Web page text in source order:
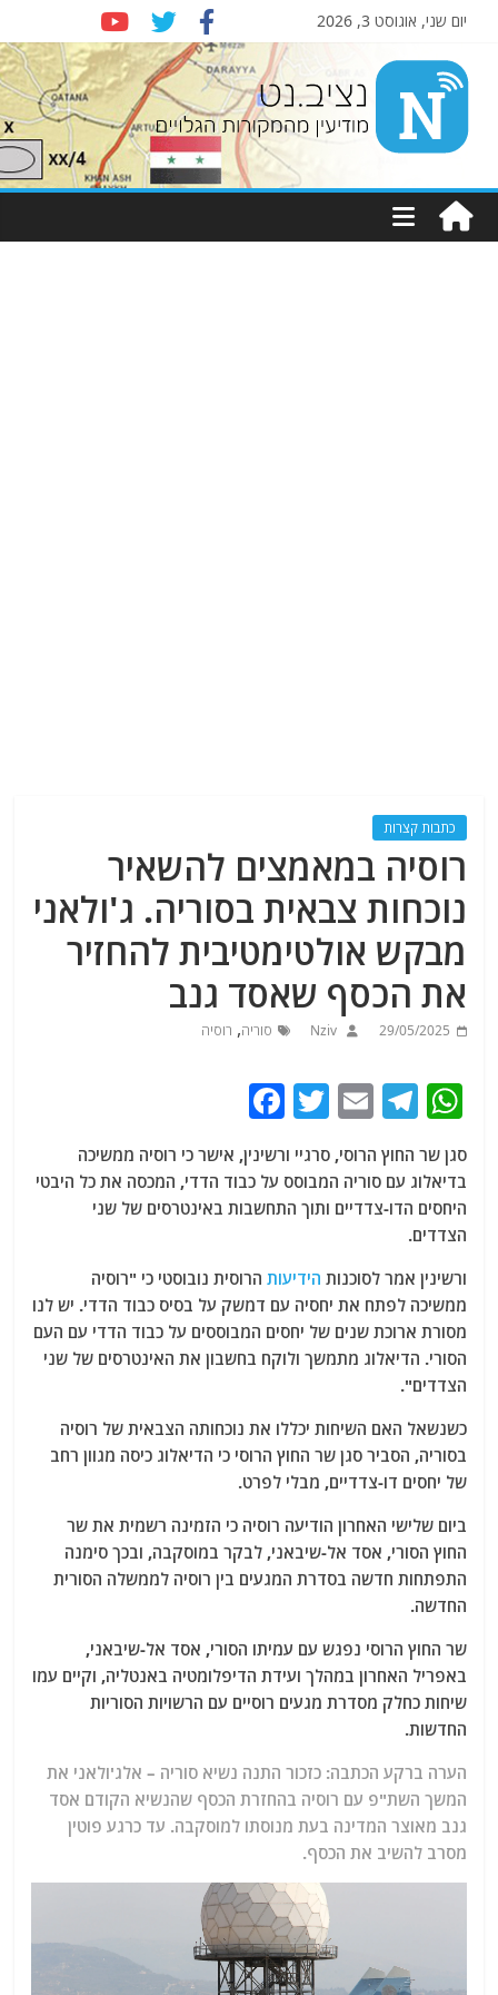
יום שני, אוגוסט 3, 2026
Nziv.net
מודיעין
מהמקורות
כתבות קצרות
רוסיה במאמצים להשאיר
נוכחות צבאית בסוריה. ג'ולאני
מבקש אולטימטיבית להחזיר
את הכסף שאסד גנב
29/05/2025
Nziv סוריה, רוסיה
W
at
s
A
p
p
T
e
g
m
E
ai
l
T
itt
er
c
e
o
o
k
סגן שר החוץ הרוסי, סרגיי ורשינין, אישר כי רוסיה ממשיכה
בדיאלוג עם סוריה המבוסס על כבוד הדדי, המכסה את כל היבטי
היחסים הדו-צדדיים ותוך התחשבות באינטרסים של שני
הצדדים.
ורשינין אמר לסוכנות הידיעות הרוסית נובוסטי כי "רוסיה
ממשיכה לפתח את יחסיה עם דמשק על בסיס כבוד הדדי. יש לנו
מסורת ארוכת שנים של יחסים המבוססים על כבוד הדדי עם העם
הסורי. הדיאלוג מתמשך ולוקח בחשבון את האינטרסים של שני
הצדדים".
כשנשאל האם השיחות יכללו את נוכחותה הצבאית של רוסיה
בסוריה, הסביר סגן שר החוץ הרוסי כי הדיאלוג כיסה מגוון רחב
של יחסים דו-צדדיים, מבלי לפרט.
ביום שלישי האחרון הודיעה רוסיה כי הזמינה רשמית את שר
החוץ הסורי, אסד אל-שיבאני, לבקר במוסקבה, ובכך סימנה
התפתחות חדשה בסדרת המגעים בין רוסיה לממשלה הסורית
החדשה.
שר החוץ הרוסי נפגש עם עמיתו הסורי, אסד אל-שיבאני,
באפריל האחרון במהלך ועידת הדיפלומטיה באנטליה, וקיים עמו
שיחות כחלק מסדרת מגעים רוסיים עם הרשויות הסוריות
החדשות.
הערה ברקע הכתבה: כזכור התנה נשיא סוריה – אלג'ולאני את
המשך השת"פ עם רוסיה בהחזרת הכסף שהנשיא הקודם אסד
גנב מאוצר המדינה בעת מנוסתו למוסקבה. עד כרגע פוטין
מסרב להשיב את הכסף.